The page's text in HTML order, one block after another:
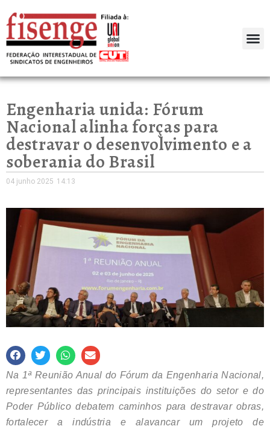
Engenharia unida: Fórum
Nacional alinha forças para
destravar o desenvolvimento e a
soberania do Brasil
04 junho 2025 14:13
Na 1ª Reunião Anual do Fórum da Engenharia Nacional,
representantes das principais instituições do setor e do
Poder Público debatem caminhos para destravar obras,
fortalecer a indústria e alavancar um projeto de